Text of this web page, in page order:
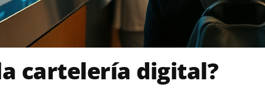
cartelería digital?